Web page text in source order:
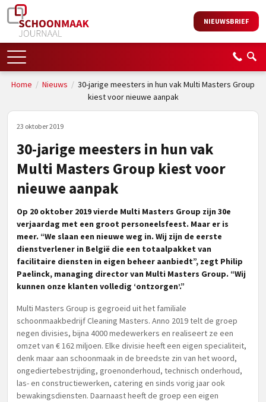
NIEUWSBRIEF
Home / Nieuws / 30-jarige meesters in hun vak Multi Masters Group
kiest voor nieuwe aanpak
23 oktober 2019
30-jarige meesters in hun vak
Multi Masters Group kiest voor
nieuwe aanpak
Op 20 oktober 2019 vierde Multi Masters Group zijn 30e
verjaardag met een groot personeelsfeest. Maar er is
meer. “We slaan een nieuwe weg in. Wij zijn de eerste
dienstverlener in België die een totaalpakket van
facilitaire diensten in eigen beheer aanbiedt”, zegt Philip
Paelinck, managing director van Multi Masters Group. “Wij
kunnen onze klanten volledig ‘ontzorgen’.”
Multi Masters Group is gegroeid uit het familiale
schoonmaakbedrijf Cleaning Masters. Anno 2019 telt de groep
negen divisies, bijna 4000 medewerkers en realiseert ze een
omzet van € 162 miljoen. Elke divisie heeft een eigen specialiteit,
denk maar aan schoonmaak in de breedste zin van het woord,
ongediertebestrijding, groenonderhoud, technisch onderhoud,
las- en constructiewerken, catering en sinds vorig jaar ook
bewakingsdiensten. Daarnaast heeft de groep een eigen